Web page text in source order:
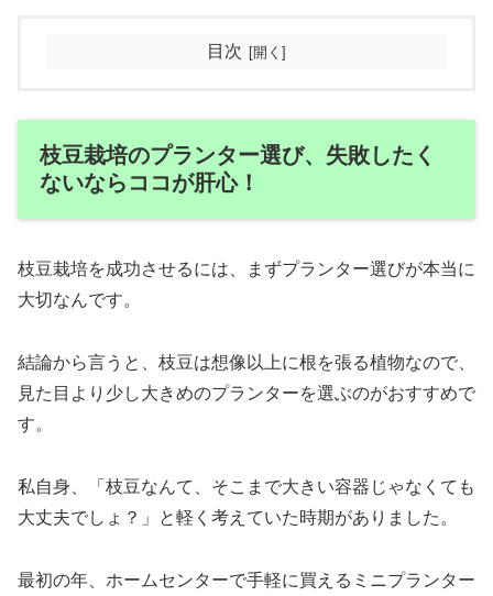
目次
枝豆栽培のプランター選び、失敗したく
ないならココが肝心！
枝豆栽培を成功させるには、まずプランター選びが本当に
大切なんです。
結論から言うと、枝豆は想像以上に根を張る植物なので、
見た目より少し大きめのプランターを選ぶのがおすすめで
す。
私自身、「枝豆なんて、そこまで大きい容器じゃなくても
大丈夫でしょ？」と軽く考えていた時期がありました。
最初の年、ホームセンターで手軽に買えるミニプランター